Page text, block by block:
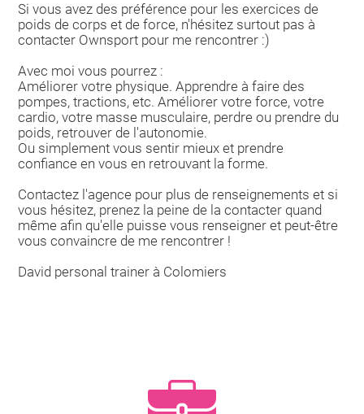
Si vous avez des préférence pour les exercices de
poids de corps et de force, n'hésitez surtout pas à
contacter Ownsport pour me rencontrer :)
Avec moi vous pourrez :
Améliorer votre physique. Apprendre à faire des
pompes, tractions, etc. Améliorer votre force, votre
cardio, votre masse musculaire, perdre ou prendre du
poids, retrouver de l'autonomie.
Ou simplement vous sentir mieux et prendre
confiance en vous en retrouvant la forme.
Contactez l'agence pour plus de renseignements et si
vous hésitez, prenez la peine de la contacter quand
même afin qu'elle puisse vous renseigner et peut-être
vous convaincre de me rencontrer !
David personal trainer à Colomiers